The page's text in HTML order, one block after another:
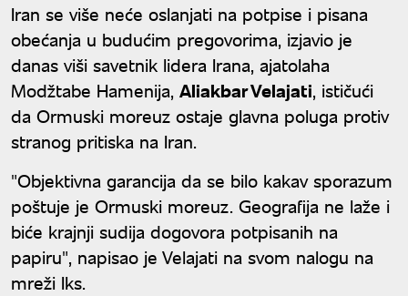
Iran se više neće oslanjati na potpise i pisana
obećanja u budućim pregovorima, izjavio je
danas viši savetnik lidera Irana, ajatolaha
Modžtabe Hamenija, Aliakbar Velajati, ističući
da Ormuski moreuz ostaje glavna poluga protiv
stranog pritiska na Iran.
"Objektivna garancija da se bilo kakav sporazum
poštuje je Ormuski moreuz. Geografija ne laže i
biće krajnji sudija dogovora potpisanih na
papiru", napisao je Velajati na svom nalogu na
mreži Iks.